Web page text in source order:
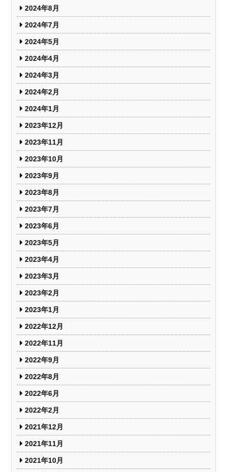
2024年8月
2024年7月
2024年5月
2024年4月
2024年3月
2024年2月
2024年1月
2023年12月
2023年11月
2023年10月
2023年9月
2023年8月
2023年7月
2023年6月
2023年5月
2023年4月
2023年3月
2023年2月
2023年1月
2022年12月
2022年11月
2022年9月
2022年8月
2022年6月
2022年2月
2021年12月
2021年11月
2021年10月